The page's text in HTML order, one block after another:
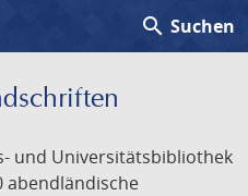
search Suchen
und Universitätsbibliothek
abendländische